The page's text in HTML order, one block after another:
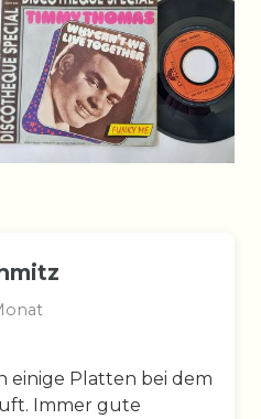
einige Platten bei dem
Immer gute